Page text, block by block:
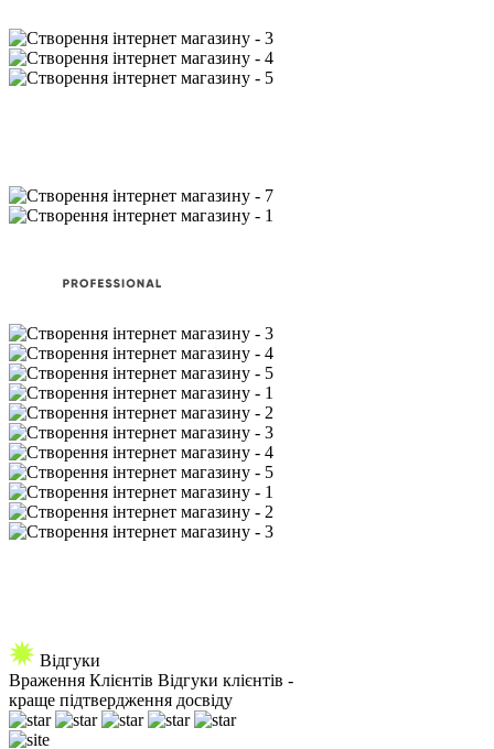
Відгуки
Враження Клієнтів Відгуки клієнтів -
краще підтвердження досвіду